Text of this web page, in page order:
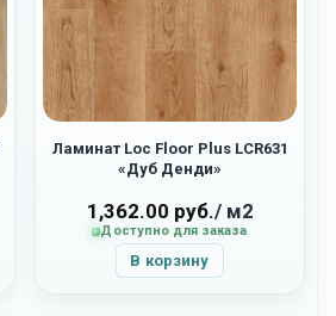
Ламинат Loc Floor Plus LCR631
«Дуб Денди»
1,362.00 руб./ м2
Доступно для заказа
В корзину